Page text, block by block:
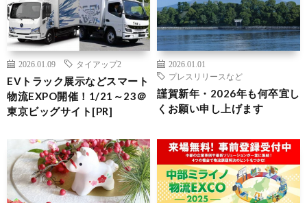
2026.01.09 タイアップ2
EVトラック展示などスマート
物流EXPO開催！1/21～23＠
東京ビッグサイト[PR]
2026.01.01
プレスリリースなど
謹賀新年・2026年も何卒宜し
くお願い申し上げます